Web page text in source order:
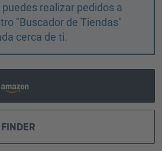
realizar pedidos a
"Buscador de Tiendas"
cerca de ti.